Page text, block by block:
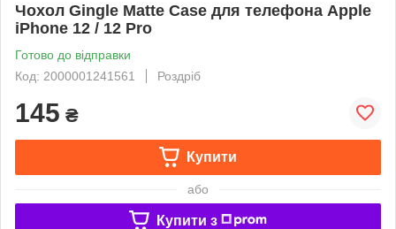
Чохол Gingle Matte Case для телефона Apple
iPhone 12 / 12 Pro
Готово до відправки
Код: 2000001241561
Роздріб
145 ₴
Купити
або
Купити з